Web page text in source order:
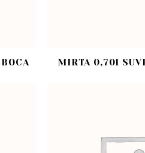
MIRTA 0,70l